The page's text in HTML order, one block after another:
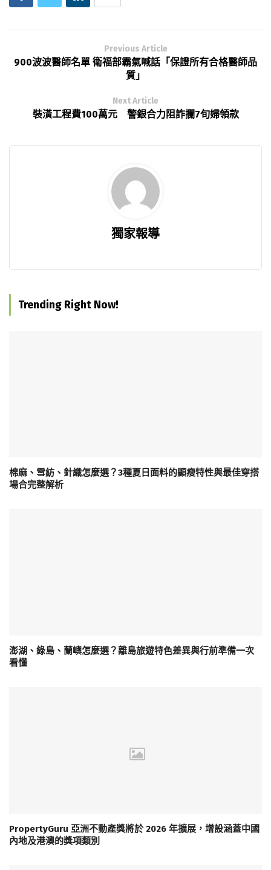
Previous Article
900波波醫師名單 衛福部霸氣喊話「保證所有合格醫師品
質」
Next Article
裝潢工程費100萬元 警銀合力阻詐攔7旬婦領款
獨家報導
Trending Right Now!
棉麻、雪紡、針織怎麼選？3種夏日面料的顯瘦特性與最佳穿搭
場合完整解析
澎湖、綠島、蘭嶼怎麼選？離島旅遊特色差異與行前準備一次
看懂
PropertyGuru 亞洲不動產獎將於 2026 年擴展，增設涵蓋中國
內地及港澳的獎項類別